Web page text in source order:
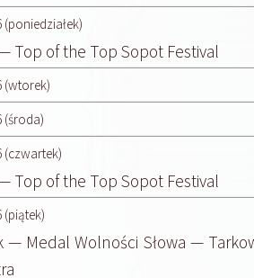
(poniedziałek)
Top of the Top Sopot Festival
(wtorek)
(środa)
(czwartek)
Top of the Top Sopot Festival
(piątek)
— Medal Wolności Słowa —